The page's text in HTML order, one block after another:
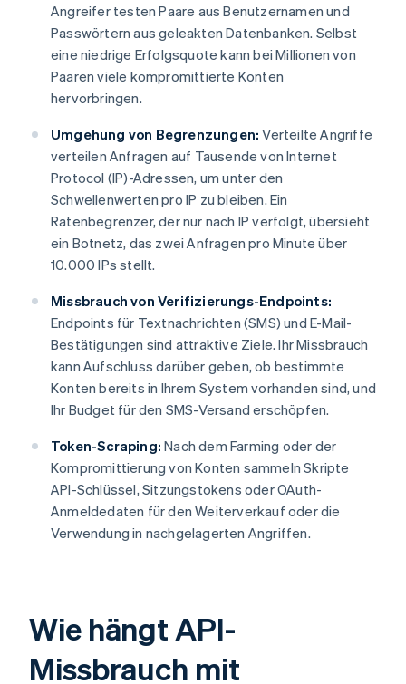
Angreifer testen Paare aus Benutzernamen und
Passwörtern aus geleakten Datenbanken. Selbst
eine niedrige Erfolgsquote kann bei Millionen von
Paaren viele kompromittierte Konten
hervorbringen.
Umgehung von Begrenzungen: Verteilte Angriffe
verteilen Anfragen auf Tausende von Internet
Protocol (IP)-Adressen, um unter den
Schwellenwerten pro IP zu bleiben. Ein
Ratenbegrenzer, der nur nach IP verfolgt, übersieht
ein Botnetz, das zwei Anfragen pro Minute über
10.000 IPs stellt.
Missbrauch von Verifizierungs-Endpoints:
Endpoints für Textnachrichten (SMS) und E-Mail-
Bestätigungen sind attraktive Ziele. Ihr Missbrauch
kann Aufschluss darüber geben, ob bestimmte
Konten bereits in Ihrem System vorhanden sind, und
Ihr Budget für den SMS-Versand erschöpfen.
Token-Scraping: Nach dem Farming oder der
Kompromittierung von Konten sammeln Skripte
API-Schlüssel, Sitzungstokens oder OAuth-
Anmeldedaten für den Weiterverkauf oder die
Verwendung in nachgelagerten Angriffen.
Wie hängt API-
Missbrauch mit